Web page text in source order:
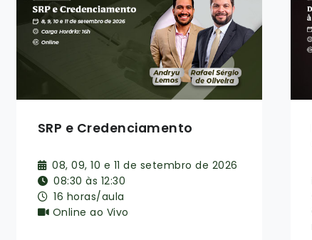
Da elaboração do orçamento
23, 24 e 25 de setembro de 2026
08:30 às 12:30 | 14:00 às 18:00
24 horas/aula